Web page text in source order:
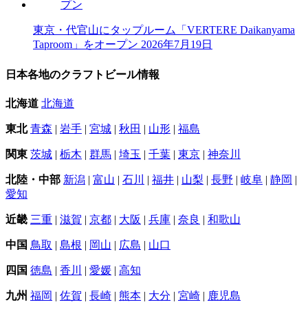
東京・代官山にタップルーム「VERTERE Daikanyama
Taproom」をオープン 2026年7月19日
日本各地のクラフトビール情報
北海道 北海道
東北 青森 | 岩手 | 宮城 | 秋田 | 山形 | 福島
関東 茨城 | 栃木 | 群馬 | 埼玉 | 千葉 | 東京 | 神奈川
北陸・中部 新潟 | 富山 | 石川 | 福井 | 山梨 | 長野 | 岐阜 | 静岡 |
愛知
近畿 三重 | 滋賀 | 京都 | 大阪 | 兵庫 | 奈良 | 和歌山
中国 鳥取 | 島根 | 岡山 | 広島 | 山口
四国 徳島 | 香川 | 愛媛 | 高知
九州 福岡 | 佐賀 | 長崎 | 熊本 | 大分 | 宮崎 | 鹿児島